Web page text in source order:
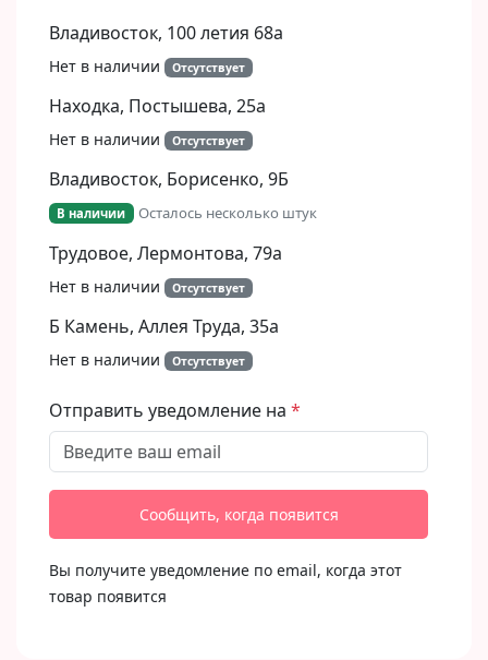
Владивосток, 100 летия 68а
Нет в наличии Отсутствует
Находка, Постышева, 25а
Нет в наличии Отсутствует
Владивосток, Борисенко, 9Б​
В наличии Осталось несколько штук
Трудовое, Лермонтова, 79а
Нет в наличии Отсутствует
Б Камень, Аллея Труда, 35а
Нет в наличии Отсутствует
Отправить уведомление на
Сообщить, когда появится
Вы получите уведомление по email, когда этот
товар появится